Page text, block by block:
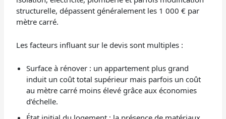
structurelle, dépassent généralement les 1 000 € par
mètre carré.
Les facteurs influant sur le devis sont multiples :
Surface à rénover : un appartement plus grand
induit un coût total supérieur mais parfois un coût
au mètre carré moins élevé grâce aux économies
d’échelle.